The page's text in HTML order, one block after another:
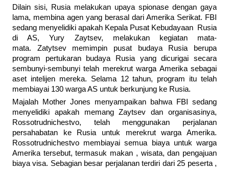
Dilain sisi, Rusia melakukan upaya spionase dengan gaya
lama, membina agen yang berasal dari Amerika Serikat. FBI
sedang menyelidiki apakah Kepala Pusat Kebudayaan Rusia
di AS, Yury Zaytsev, melakukan kegiatan mata-
mata. Zatytsev memimpin pusat budaya Rusia berupa
program pertukaran budaya Rusia yang dicurigai secara
sembunyi-sembunyi telah merekrut warga Amerika sebagai
aset intelijen mereka. Selama 12 tahun, program itu telah
membiayai 130 warga AS untuk berkunjung ke Rusia.
Majalah Mother Jones menyampaikan bahwa FBI sedang
menyelidiki apakah memang Zaytsev dan organisasinya,
Rossotrudnichestvo, telah menggunakan perjalanan
persahabatan ke Rusia untuk merekrut warga Amerika.
Rossotrudnichestvo membiayai semua biaya untuk warga
Amerika tersebut, termasuk makan , wisata, dan pengajuan
biaya visa. Sebagian besar perjalanan terdiri dari 25 peserta ,